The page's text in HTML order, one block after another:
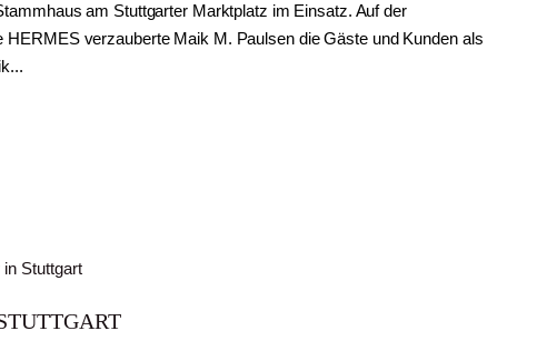
am Stuttgarter Marktplatz im Einsatz. Auf der
verzauberte Maik M. Paulsen die Gäste und Kunden als